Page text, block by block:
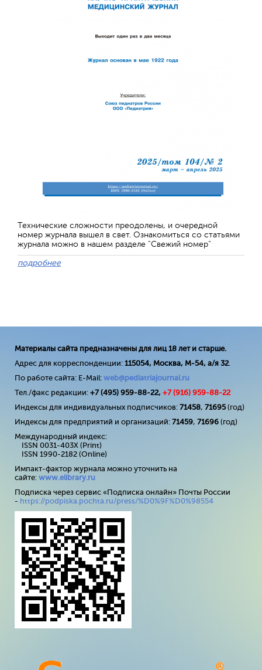
Технические сложности преодолены, и очередной
номер журнала вышел в свет. Ознакомиться со статьями
журнала можно в нашем разделе "Свежий номер"
подробнее
Материалы сайта предназначены для лиц 18 лет и старше.
Адрес для корреспонденции: 115054, Москва, М-54, а/я 32.
По работе сайта: E-Mail: web@pediatriajournal.ru
Тел./факс редакции: +7 (495) 959-88-22, +7 (916) 959-88-22
Индексы для индивидуальных подписчиков: 71458, 71695(год)
Индексы для предприятий и организаций: 71459, 71696 (год)
Международный индекс:
ISSN 0031-403X (Print)
ISSN 1990-2182 (Online)
Импакт-фактор журнала можно уточнить на
сайте: www.elibrary.ru
Подписка через сервис «Подписка онлайн» Почты России
- https://podpiska.pochta.ru/press/%D0%9F%D0%98554